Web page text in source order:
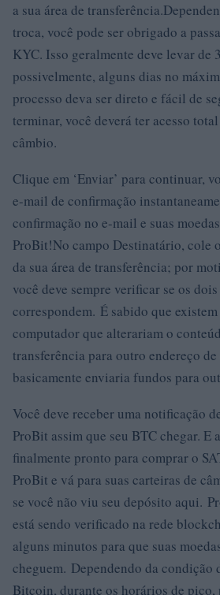
a sua área de
troca, você pode ser obrigado a
KYC. Isso geralmente deve levar de
possivelmente, alguns dias no
processo deva ser direto e fácil de
terminar, você deverá ter acesso
câmbio.
Clique em ‘Enviar’ para continuar,
e-mail de confirmação
confirmação no e-mail e suas
ProBit!No campo Destinatário, cole
da sua área de transferência; por
você deve sempre verificar se os
correspondem. É sabido que
computador que alterariam o
transferência para outro endereço
basicamente enviaria fundos para
Você deve receber uma notificação
ProBit assim que seu BTC chegar. E
finalmente pronto para comprar o
ProBit e vá para suas carteiras de
se você não viu seu depósito aqui.
está sendo verificado na rede
alguns minutos para que suas
cheguem. Dependendo da condição
Bitcoin, durante os horários de pico,